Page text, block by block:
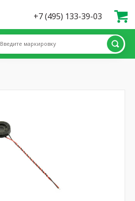
+7 (495) 133-39-03
Введите маркировку